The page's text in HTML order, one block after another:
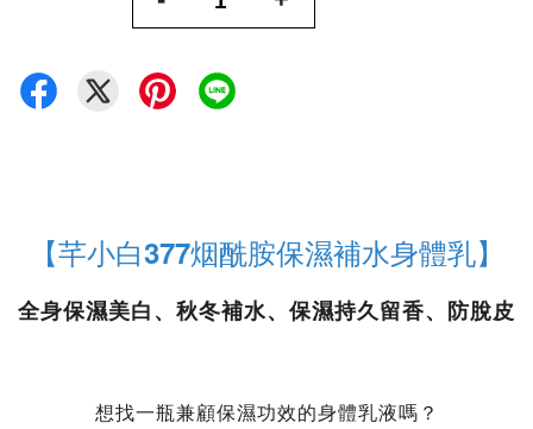
【芊小白377烟酰胺保濕補水身體乳】
全身保濕美白、秋冬補水、保濕持久留香、防脫皮
想找一瓶兼顧保濕功效的身體乳液嗎？